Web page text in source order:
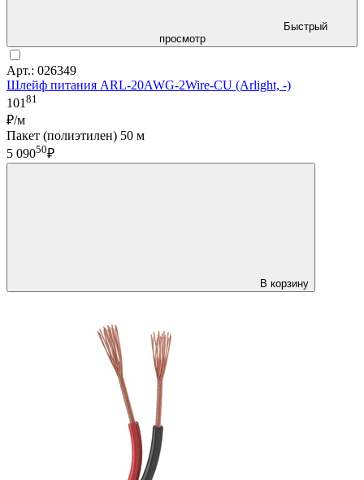
Быстрый
просмотр
Арт.: 026349
Шлейф питания ARL-20AWG-2Wire-CU (Arlight, -)
101 81
₽/м
Пакет (полиэтилен) 50 м
5 09050₽
В корзину